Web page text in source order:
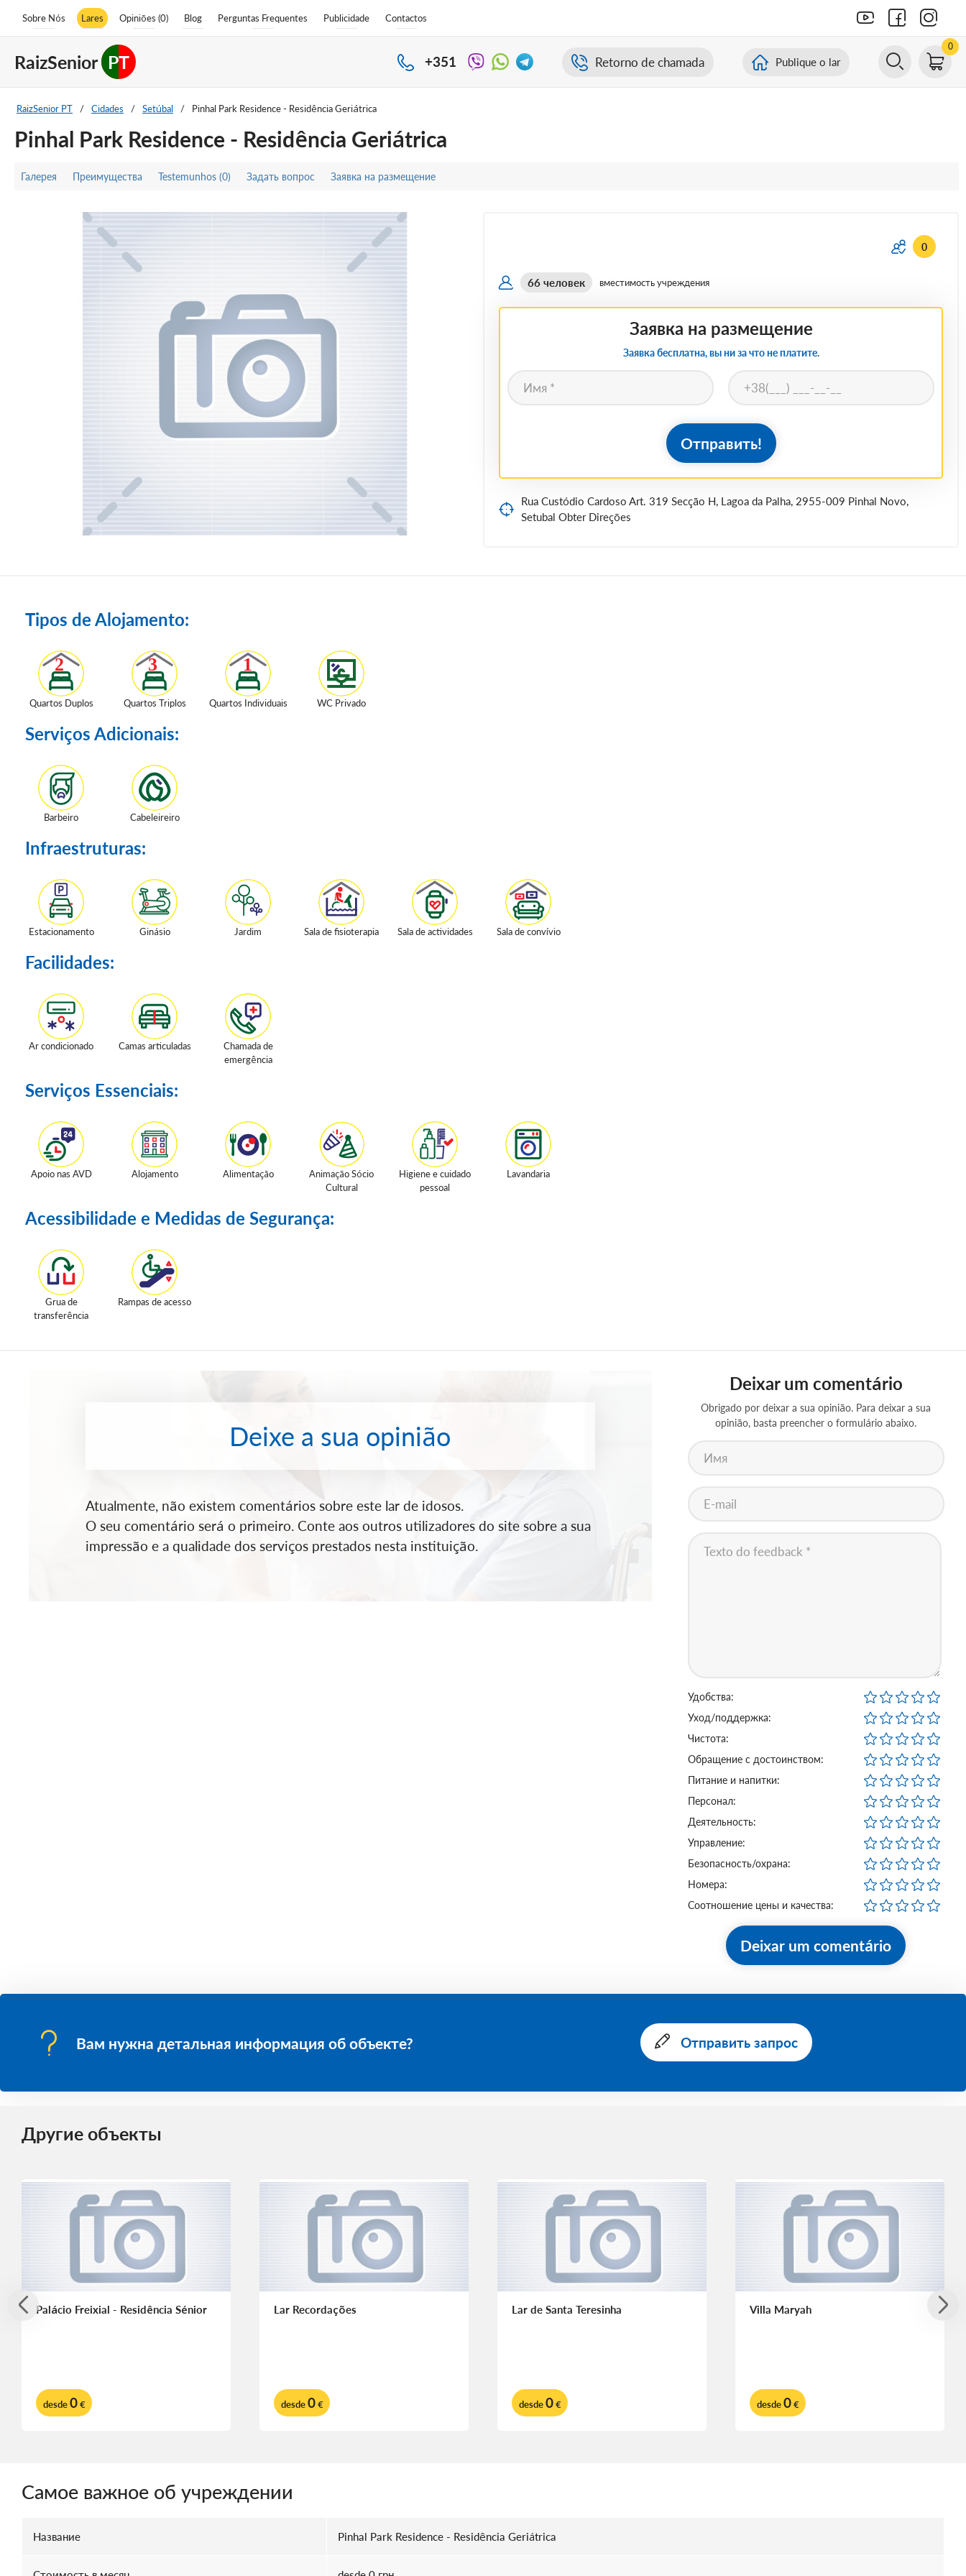
Sobre Nós Lares Opiniões (0) Blog Perguntas Frequentes Publicidade Contactos
RaizSenior PT +351 Retorno de chamada Publique o lar
0
RaizSenior PT / Cidades / Setúbal / Pinhal Park Residence - Residência Geriátrica
Pinhal Park Residence - Residência Geriátrica
Галерея Преимущества Testemunhos (0) Задать вопрос Заявка на размещение
0
66 человек вместимость учреждения
Заявка на размещение
Заявка бесплатна, вы ни за что не платите.
Отправить!
Rua Custódio Cardoso Art. 319 Secção H, Lagoa da Palha, 2955-009 Pinhal Novo,
Setubal Obter Direções
Tipos de Alojamento:
Quartos Duplos Quartos Triplos Quartos Individuais WC Privado
Serviços Adicionais:
Barbeiro Cabeleireiro
Infraestruturas:
Estacionamento Ginásio Jardim Sala de fisioterapia Sala de actividades Sala de convívio
Facilidades:
Ar condicionado Camas articuladas
Chamada de
emergência
Serviços Essenciais:
Apoio nas AVD Alojamento Alimentação
Animação Sócio
Cultural
Higiene e cuidado
pessoal
Lavandaria
Acessibilidade e Medidas de Segurança:
Grua de
transferência
Rampas de acesso
Deixe a sua opinião
Atualmente, não existem comentários sobre este lar de idosos.
O seu comentário será o primeiro. Conte aos outros utilizadores do site sobre a sua
impressão e a qualidade dos serviços prestados nesta instituição.
Deixar um comentário
Obrigado por deixar a sua opinião. Para deixar a sua
opinião, basta preencher o formulário abaixo.
Удобства:
Уход/поддержка:
Чистота:
Обращение с достоинством:
Питание и напитки:
Персонал:
Деятельность:
Управление:
Безопасность/охрана:
Номера:
Соотношение цены и качества:
Deixar um comentário
Вам нужна детальная информация об объекте? Отправить запрос
Другие объекты
Palácio Freixial - Residência Sénior
desde0€
Lar Recordações
desde0€
Lar de Santa Teresinha
desde0€
Villa Maryah
desde0€
Самое важное об учреждении
Название Pinhal Park Residence - Residência Geriátrica